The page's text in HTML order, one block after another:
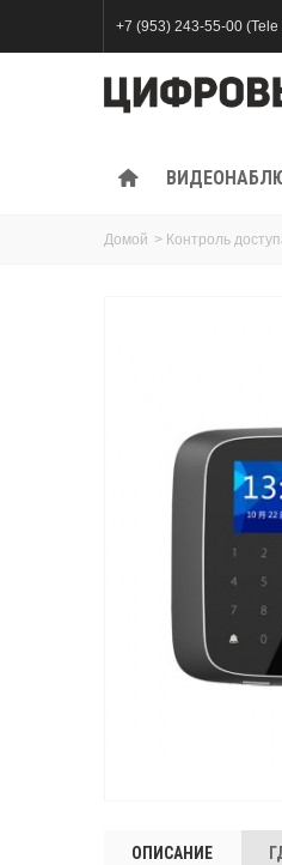
+7 (953) 243-55-00 (Tele
Домой > Контроль
ОПИСАНИЕ